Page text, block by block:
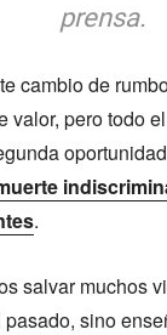
prensa.
cambio de
valor, pero todo
.
salvar muchos
sino